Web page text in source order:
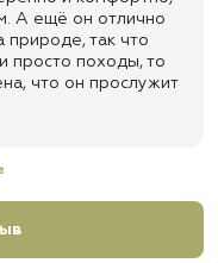
А ещё он отлично
природе, так что
просто походы, то
что он прослужит